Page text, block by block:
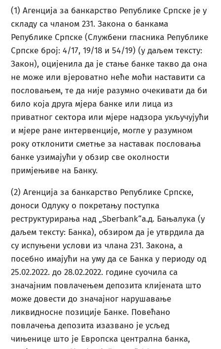
(1) Агенција за банкарство Републике Српске је у
складу са чланом 231. Закона о банкама
Републике Српске (Службени гласника Републике
Српске број: 4/17, 19/18 и 54/19) (у даљем тексту:
Закон), оцијенила да је стање банке такво да она
не може или вјероватно неће моћи наставити са
пословањем, те да није разумно очекивати да би
било која друга мјера банке или лица из
приватног сектора или мјере надзора укључујући
и мјере ране интервенције, могле у разумном
року отклонити сметње за наставак пословања
банке узимајући у обзир све околности
примјењиве на Банку.
(2) Агенција за банкарство Републике Српске,
доноси Одлуку о покретању поступка
реструктурирања над „Sbегbank“а.д. Бањалука (у
даљем тексту: Банка), обзиром да је утврдила да
су испуњени услови из члана 231. Закона, а
посебно имајући на уму да се Банка у периоду од
25.02.2022. до 28.02.2022. године суочила са
значајним повлачењем депозита клијената што
може довести до значајног нарушавање
ликвидносне позиције Банке. Повећано
повлачења депозита изазвано је усљед
чињенице што је Европска централна банка,